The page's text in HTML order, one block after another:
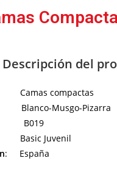
Descripción del
compactas
Musgo-Pizarra
Juvenil
: España